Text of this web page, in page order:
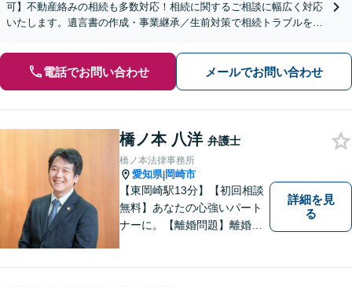
可】不動産絡みの相続も多数対応！相続に関するご相談に幅広く対応
いたします。遺言書の作成・事業継承／生前対策で相続トラブルを回
電話でお問い合わせ メールでお問い合わせ
橋ノ本 八洋 弁護士
橋ノ本法律事務所
愛知県|岡崎市
【東岡崎駅13分】【初回相談
無料】あなたの心強いパート
ナーに。【離婚問題】離婚協
詳細を見
る